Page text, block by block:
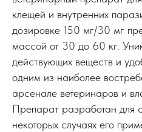
клещей и внутренних
дозировке 150 мг/30 мг
массой от 30 до 60 кг.
действующих веществ и
одним из наиболее
арсенале ветеринаров и
Препарат разработан для
некоторых случаях его